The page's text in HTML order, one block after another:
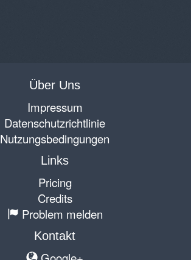
Über Uns
Impressum
Datenschutzrichtlinie
Nutzungsbedingungen
Links
Pricing
Credits
Problem melden
Kontakt